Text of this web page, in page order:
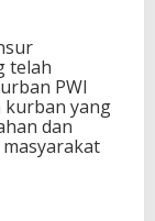
telah
PWI
kurban yang
dan